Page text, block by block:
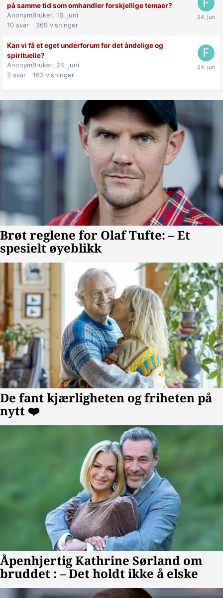
på samme tid som omhandler forskjellige temaer?
AnonymBruker, 16. juni
10 svar 369 visninger
Kan vi få et eget underforum for det åndelige og
spirituelle?
AnonymBruker, 24. juni
2 svar 163 visninger